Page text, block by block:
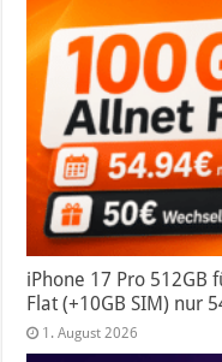
iPhone 17 Pro 512GB
Flat (+10GB SIM) nur
1. August 2026